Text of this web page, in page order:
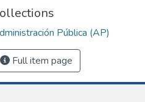
Pública (AP)
Full item page